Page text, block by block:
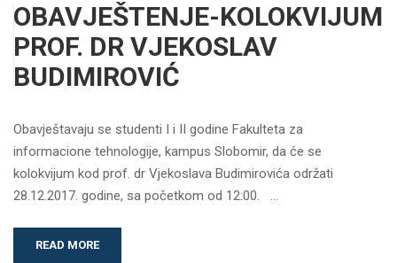
OBAVJEŠTENJE-KOLOKVIJUM
PROF. DR VJEKOSLAV
BUDIMIROVIĆ
Obavještavaju se studenti I i II godine Fakulteta za
informacione tehnologije, kampus Slobomir, da će se
kolokvijum kod prof. dr Vjekoslava Budimirovića održati
28.12.2017. godine, sa početkom od 12:00. …
READ MORE